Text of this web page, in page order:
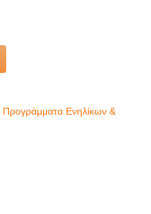
Προγράμματα Ενηλίκων &